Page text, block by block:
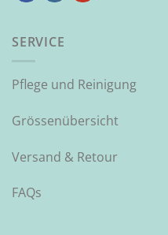
SERVICE
Pflege und Reinigung
Grössenübersicht
Versand & Retour
FAQs